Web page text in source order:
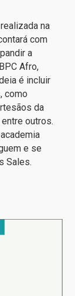
na
com
a
Afro,
é incluir
como
da
outros.
e se
Sales.